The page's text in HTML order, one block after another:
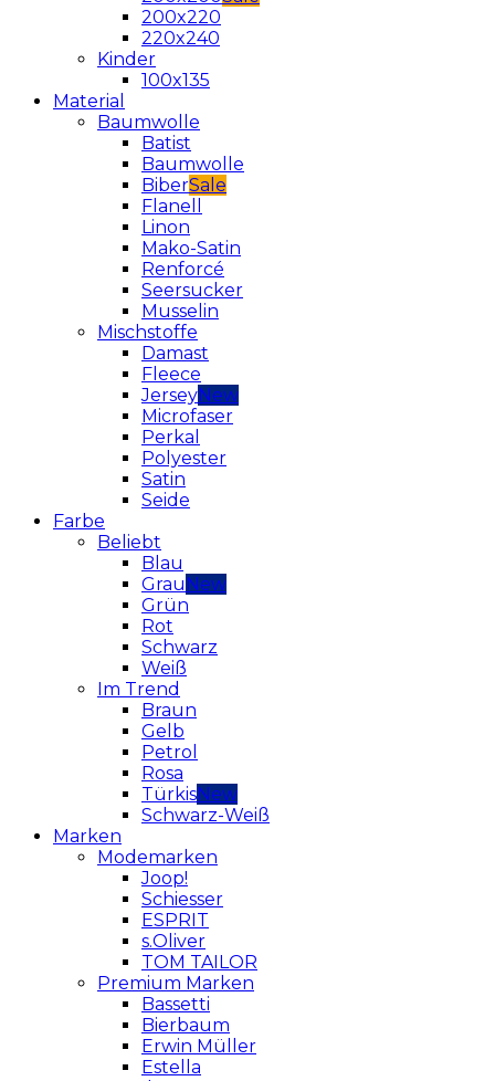
200x220
220x240
Kinder
100x135
Material
Baumwolle
Batist
Baumwolle
Biber
Flanell
Linon
Mako-Satin
Renforcé
Seersucker
Musselin
Mischstoffe
Damast
Fleece
Jersey
Microfaser
Perkal
Polyester
Satin
Seide
Farbe
Beliebt
Blau
Grau
Grün
Rot
Schwarz
Weiß
Im Trend
Braun
Gelb
Petrol
Rosa
Türkis
Schwarz-Weiß
Marken
Modemarken
Joop!
Schiesser
ESPRIT
s.Oliver
TOM TAILOR
Premium Marken
Bassetti
Bierbaum
Erwin Müller
Estella